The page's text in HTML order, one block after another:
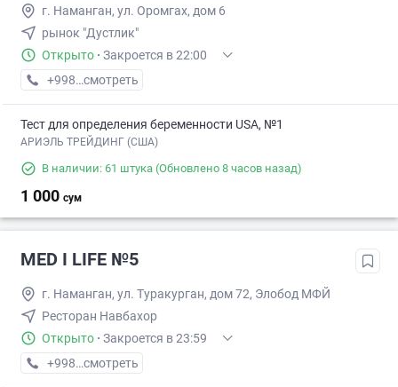
г. Наманган, ул. Оромгах, дом 6
рынок "Дустлик"
Открыто · Закроется в 22:00
+998 (95) XXX-XX-XX
смотреть
Тест для определения беременности USA, №1
АРИЭЛЬ ТРЕЙДИНГ (США)
В наличии: 61 штука (Обновлено 8 часов назад)
1 000 сум
MED I LIFE №5
г. Наманган, ул. Туракурган, дом 72, Элобод МФЙ
Ресторан Навбахор
Открыто · Закроется в 23:59
+998 (55) XXX-XX-XX
смотреть